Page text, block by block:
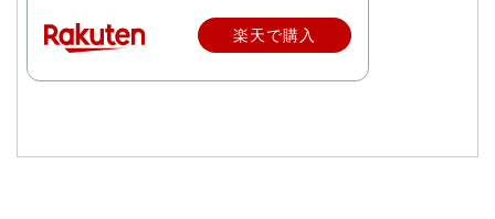
楽天で購入